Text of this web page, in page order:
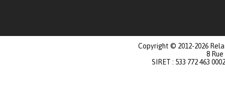
Copyright © 2012-2026
8
SIRET : 533 772 463